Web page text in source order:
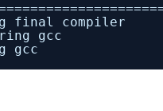
final compiler
gcc
gcc